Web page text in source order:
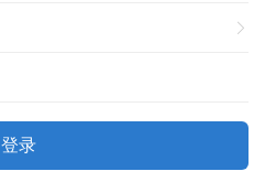
登录